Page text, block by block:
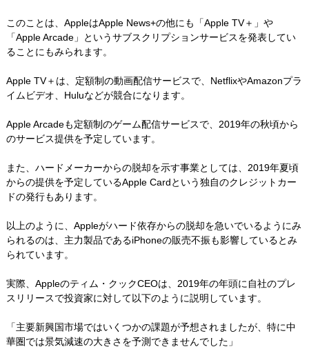
このことは、AppleはApple News+の他にも「Apple TV＋」や
「Apple Arcade」というサブスクリプションサービスを発表してい
ることにもみられます。
Apple TV＋は、定額制の動画配信サービスで、NetflixやAmazonプラ
イムビデオ、Huluなどが競合になります。
Apple Arcadeも定額制のゲーム配信サービスで、2019年の秋頃から
のサービス提供を予定しています。
また、ハードメーカーからの脱却を示す事業としては、2019年夏頃
からの提供を予定しているApple Cardという独自のクレジットカー
ドの発行もあります。
以上のように、Appleがハード依存からの脱却を急いでいるようにみ
られるのは、主力製品であるiPhoneの販売不振も影響しているとみ
られています。
実際、Appleのティム・クックCEOは、2019年の年頭に自社のプレ
スリリースで投資家に対して以下のように説明しています。
「主要新興国市場ではいくつかの課題が予想されましたが、特に中
華圏では景気減速の大きさを予測できませんでした」